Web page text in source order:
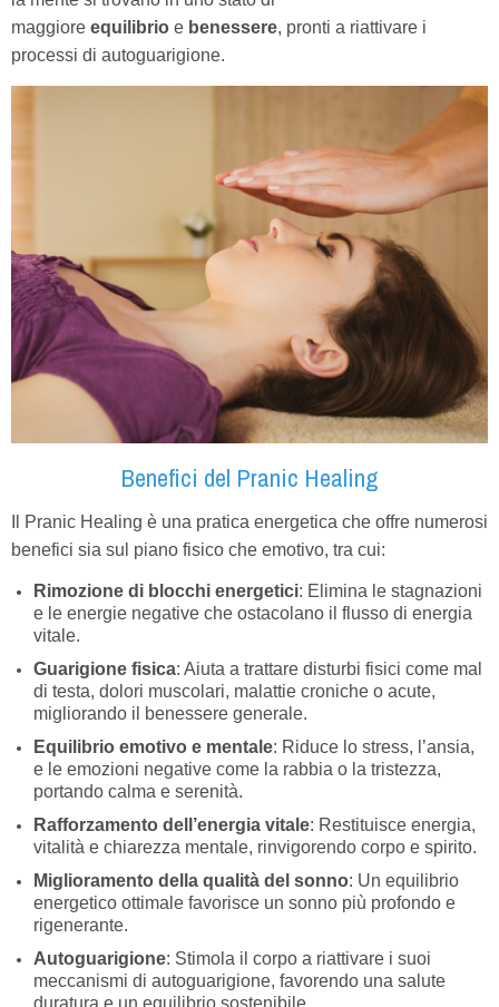
maggiore equilibrio e benessere, pronti a riattivare i
processi di autoguarigione.
Benefici del Pranic Healing
Il Pranic Healing è una pratica energetica che offre numerosi
benefici sia sul piano fisico che emotivo, tra cui:
Rimozione di blocchi energetici: Elimina le stagnazioni
e le energie negative che ostacolano il flusso di energia
vitale.
Guarigione fisica: Aiuta a trattare disturbi fisici come mal
di testa, dolori muscolari, malattie croniche o acute,
migliorando il benessere generale.
Equilibrio emotivo e mentale: Riduce lo stress, l’ansia,
e le emozioni negative come la rabbia o la tristezza,
portando calma e serenità.
Rafforzamento dell’energia vitale: Restituisce energia,
vitalità e chiarezza mentale, rinvigorendo corpo e spirito.
Miglioramento della qualità del sonno: Un equilibrio
energetico ottimale favorisce un sonno più profondo e
rigenerante.
Autoguarigione: Stimola il corpo a riattivare i suoi
meccanismi di autoguarigione, favorendo una salute
duratura e un equilibrio sostenibile.